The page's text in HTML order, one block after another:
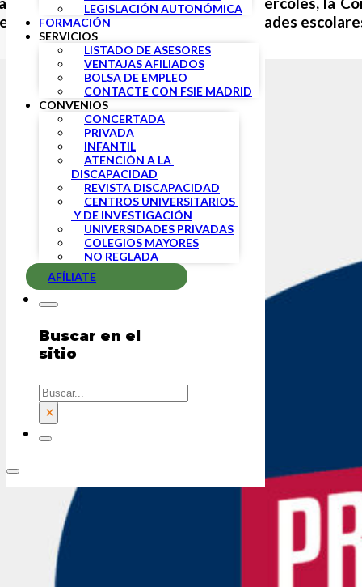
LEGISLACIÓN AUTONÓMICA
FORMACIÓN
SERVICIOS
LISTADO DE ASESORES
VENTAJAS AFILIADOS
BOLSA DE EMPLEO
CONTACTE CON FSIE MADRID
CONVENIOS
CONCERTADA
PRIVADA
INFANTIL
ATENCIÓN A LA
DISCAPACIDAD
REVISTA DISCAPACIDAD
CENTROS UNIVERSITARIOS
Y DE INVESTIGACIÓN
UNIVERSIDADES PRIVADAS
COLEGIOS MAYORES
NO REGLADA
AFÍLIATE
Buscar en el
sitio
Buscar
×
que paralizaban las actividades